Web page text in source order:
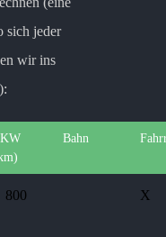
sich jeder
wir ins
Bahn
800 X